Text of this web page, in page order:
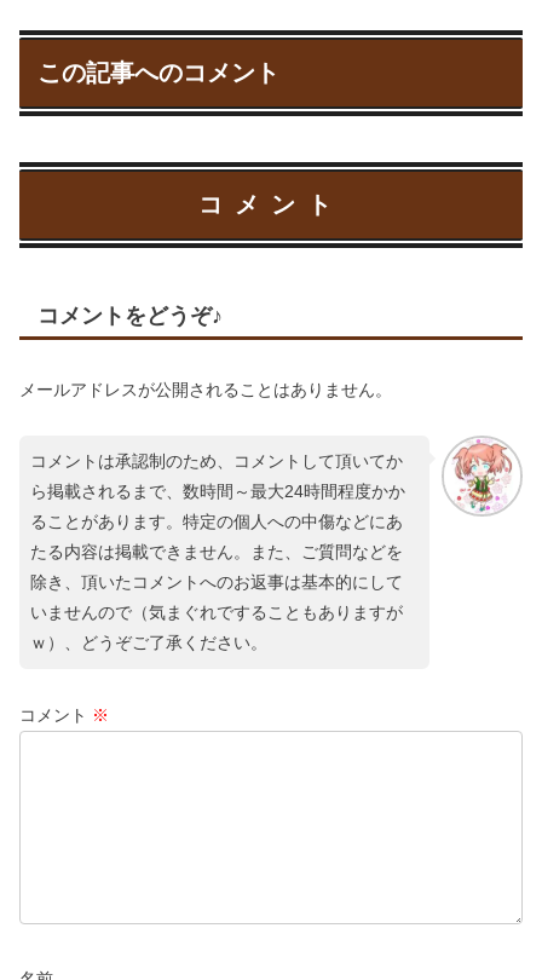
この記事へのコメント
コメント
コメントをどうぞ♪
メールアドレスが公開されることはありません。
コメントは承認制のため、コメントして頂いてか
ら掲載されるまで、数時間～最大24時間程度かか
ることがあります。特定の個人への中傷などにあ
たる内容は掲載できません。また、ご質問などを
除き、頂いたコメントへのお返事は基本的にして
いませんので（気まぐれですることもありますが
ｗ）、どうぞご了承ください。
コメント ※